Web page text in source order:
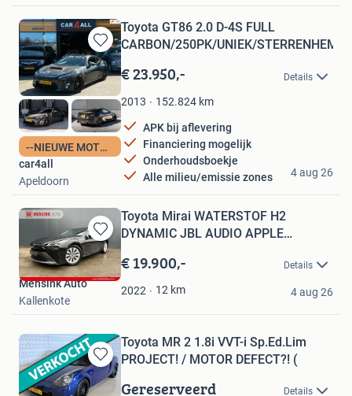
Bewaren
in
Mijn
Favorieten
--NIEUWE MOTOR--
Toyota GT86 2.0 D-4S FULL
CARBON/250PK/UNIEK/
€ 23.950,- Details
2013 152.824 km
APK bij aflevering
Financiering mogelijk
Onderhoudsboekje
Alle milieu/emissie zones
car4all
Apeldoorn
4 aug 26
Bewaren
in
Mijn
Favorieten
Toyota Mirai WATERSTOF H2
DYNAMIC JBL AUDIO APPLE
€ 19.900,- Details
2022 12 km
Mensink Auto
Kallenkote
4 aug 26
Bewaren
in
Toyota MR 2 1.8i VVT-i Sp.Ed.Lim
PROJECT! / MOTOR DEFECT?! (
Gereserveerd Details